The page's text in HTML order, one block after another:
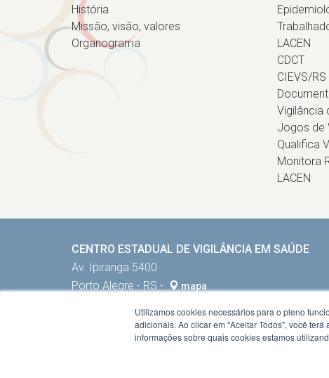
História
Missão, visão, valores
Organograma
LACEN
CDCT
CIEVS/RS
Vigilância
Jogos de
Qualifica
Monitora
LACEN
CENTRO ESTADUAL DE VIGILÂNCIA EM SAÚDE
Av. Ipiranga 5400
Porto Alegre - RS -
mapa
5132884002
Utilizamos cookies necessários para o pleno
adicionais. Ao clicar em "Aceitar Todos", você
informações sobre quais cookies estamos